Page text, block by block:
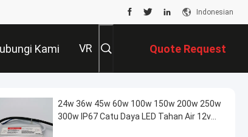
Indonesian
Kami VR Quote Request
Suatu
24w 36w 45w 60w 100w 150w 200w 250w
300w IP67 Catu Daya LED Tahan Air 12v